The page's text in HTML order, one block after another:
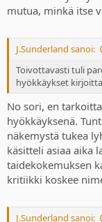
mutua, minkä itse
J.Sunderland sanoi:
Toivottavasti tuli
hyökkäykset
No sori, en
hyökkäyksenä.
näkemystä tukea
käsitteli asiaa aika
taidekokemuksen
kritiikki koskee
J.Sunderland sanoi: